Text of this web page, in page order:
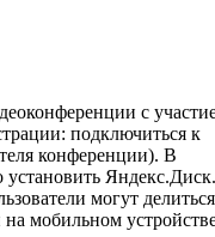
с
подключиться к
конференции). В
установить
могут делиться
мобильном